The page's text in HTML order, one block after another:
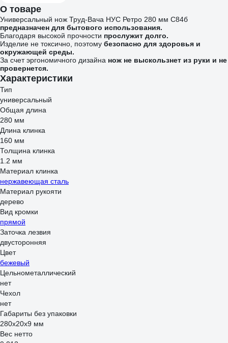
О товаре
Универсальный нож Труд-Вача НУС Ретро 280 мм С84б
предназначен для бытового использования.
Благодаря высокой прочности прослужит долго.
Изделие не токсично, поэтому безопасно для здоровья и
окружающей среды.
За счет эргономичного дизайна нож не выскользнет из руки и не
провернется.
Характеристики
Тип
универсальный
Общая длина
280 мм
Длина клинка
160 мм
Толщина клинка
1.2 мм
Материал клинка
нержавеющая сталь
Материал рукояти
дерево
Вид кромки
прямой
Заточка лезвия
двусторонняя
Цвет
бежевый
Цельнометаллический
нет
Чехол
нет
Габариты без упаковки
280x20x9 мм
Вес нетто